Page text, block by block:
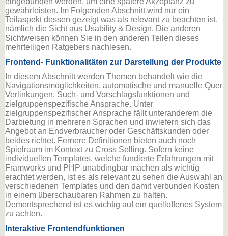
gewährleisten. Im Folgenden Abschnitt wird nur ein
Teilaspekt dessen gezeigt was als relevant zu beachten ist,
nämlich die Sicht aus Usability & Design. Die anderen
Sichtweisen können Sie in den anderen Teilen dieses
mehrteiligen Ratgebers nachlesen.
Frontend- Funktionalitäten zur Darstellung der Produkte
In diesem Abschnitt werden Themen behandelt wie die
Navigationsmöglichkeiten, automatische und manuelle Quer
Verlinkungen, Such- und Vorschlagsfunktionen und
zielgruppenspezifische Ansprache. Unter
zielgruppenspezifischer Ansprache fällt unteranderem die
Darbietung in mehreren Sprachen und inwiefern sich das
Angebot an Endverbraucher oder Geschäftskunden oder
beides richtet. Fernere Definitionen bieten auch noch
Spielraum im Kontext zu Cross Selling. Sofern keine
individuellen Templates, welche fundierte Erfahrungen mit
Framworks und PHP unabdingbar machen als wichtig
erachtet werden, ist es als relevant zu sehen die Auswahl an
verschiedenen Templates und den damit verbunden Kosten
in einem überschaubaren Rahmen zu halten.
Dementsprechend ist es wichtig auf ein quelloffenes System
zu achten.
Interaktive Frontendfunktionen